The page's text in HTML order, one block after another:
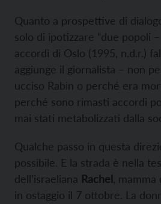
Quanto a prospettive di
solo di ipotizzare “due popoli
accordi di Oslo (1995, n.d.r.)
aggiunge il giornalista – non
ucciso Rabin o perché era
perché sono rimasti accordi
mai stati metabolizzati dalla
Qualche passo in questa
possibile. E la strada è nella
dell’israeliana Rachel ,
in ostaggio il 7 ottobre. La